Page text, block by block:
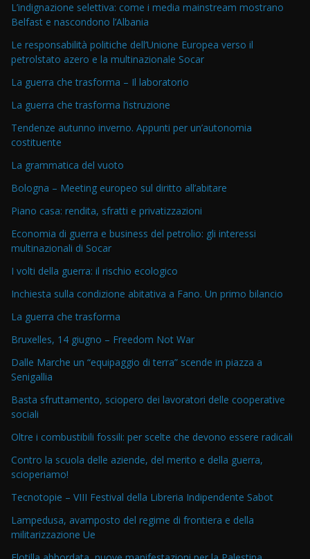
L’indignazione selettiva: come i media mainstream mostrano
Belfast e nascondono l’Albania
Le responsabilità politiche dell’Unione Europea verso il
petrolstato azero e la multinazionale Socar
La guerra che trasforma – Il laboratorio
La guerra che trasforma l’istruzione
Tendenze autunno inverno. Appunti per un’autonomia
costituente
La grammatica del vuoto
Bologna – Meeting europeo sul diritto all’abitare
Piano casa: rendita, sfratti e privatizzazioni
Economia di guerra e business del petrolio: gli interessi
multinazionali di Socar
I volti della guerra: il rischio ecologico
Inchiesta sulla condizione abitativa a Fano. Un primo bilancio
La guerra che trasforma
Bruxelles, 14 giugno – Freedom Not War
Dalle Marche un “equipaggio di terra” scende in piazza a
Senigallia
Basta sfruttamento, sciopero dei lavoratori delle cooperative
sociali
Oltre i combustibili fossili: per scelte che devono essere radicali
Contro la scuola delle aziende, del merito e della guerra,
scioperiamo!
Tecnotopie – VIII Festival della Libreria Indipendente Sabot
Lampedusa, avamposto del regime di frontiera e della
militarizzazione Ue